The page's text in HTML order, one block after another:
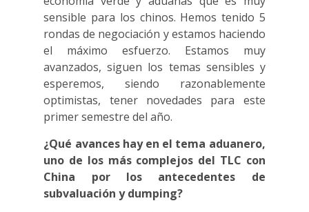
sensible para los chinos. Hemos tenido 5
rondas de negociación y estamos haciendo
el máximo esfuerzo. Estamos muy
avanzados, siguen los temas sensibles y
esperemos, siendo razonablemente
optimistas, tener novedades para este
primer semestre del año.
¿Qué avances hay en el tema aduanero,
uno de los más complejos del TLC con
China por los antecedentes de
subvaluación y dumping?